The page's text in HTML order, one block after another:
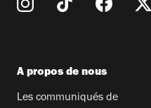
A propos de nous
Les communiqués de